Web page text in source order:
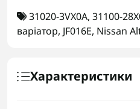
31020-3VX0A, 31100-
варіатор, JF016E, Nissan
Характеристики